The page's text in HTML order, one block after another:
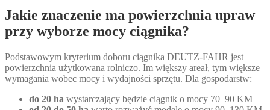
Jakie znaczenie ma powierzchnia upraw
przy wyborze mocy ciągnika?
Podstawowym kryterium doboru ciągnika DEUTZ-FAHR jest
powierzchnia użytkowana rolniczo. Im większy areał, tym większe
wymagania wobec mocy i wydajności sprzętu. Dla gospodarstw:
do 20 ha wystarczający będzie ciągnik o mocy 70–90 KM